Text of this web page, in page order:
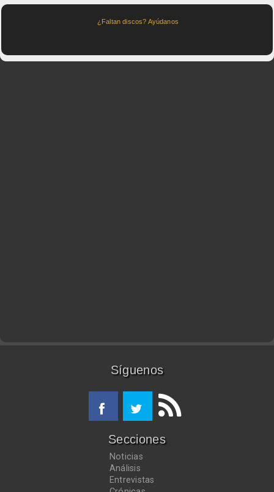
¿Faltan discos? Ayúdanos
Síguenos
Secciones
Noticias
Análisis
Entrevistas